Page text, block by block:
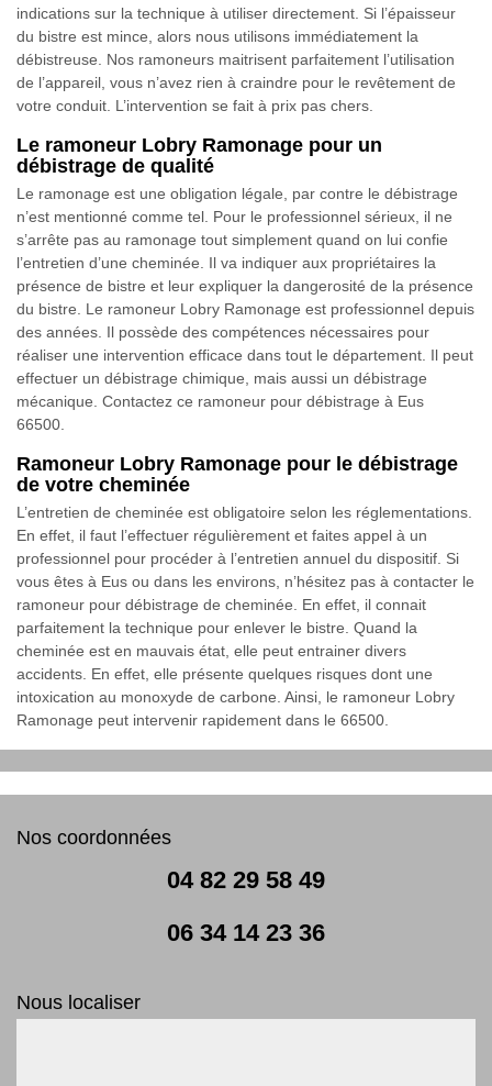
indications sur la technique à utiliser directement. Si l’épaisseur
du bistre est mince, alors nous utilisons immédiatement la
débistreuse. Nos ramoneurs maitrisent parfaitement l’utilisation
de l’appareil, vous n’avez rien à craindre pour le revêtement de
votre conduit. L’intervention se fait à prix pas chers.
Le ramoneur Lobry Ramonage pour un
débistrage de qualité
Le ramonage est une obligation légale, par contre le débistrage
n’est mentionné comme tel. Pour le professionnel sérieux, il ne
s’arrête pas au ramonage tout simplement quand on lui confie
l’entretien d’une cheminée. Il va indiquer aux propriétaires la
présence de bistre et leur expliquer la dangerosité de la présence
du bistre. Le ramoneur Lobry Ramonage est professionnel depuis
des années. Il possède des compétences nécessaires pour
réaliser une intervention efficace dans tout le département. Il peut
effectuer un débistrage chimique, mais aussi un débistrage
mécanique. Contactez ce ramoneur pour débistrage à Eus
66500.
Ramoneur Lobry Ramonage pour le débistrage
de votre cheminée
L’entretien de cheminée est obligatoire selon les réglementations.
En effet, il faut l’effectuer régulièrement et faites appel à un
professionnel pour procéder à l’entretien annuel du dispositif. Si
vous êtes à Eus ou dans les environs, n’hésitez pas à contacter le
ramoneur pour débistrage de cheminée. En effet, il connait
parfaitement la technique pour enlever le bistre. Quand la
cheminée est en mauvais état, elle peut entrainer divers
accidents. En effet, elle présente quelques risques dont une
intoxication au monoxyde de carbone. Ainsi, le ramoneur Lobry
Ramonage peut intervenir rapidement dans le 66500.
Nos coordonnées
04 82 29 58 49
06 34 14 23 36
Nous localiser